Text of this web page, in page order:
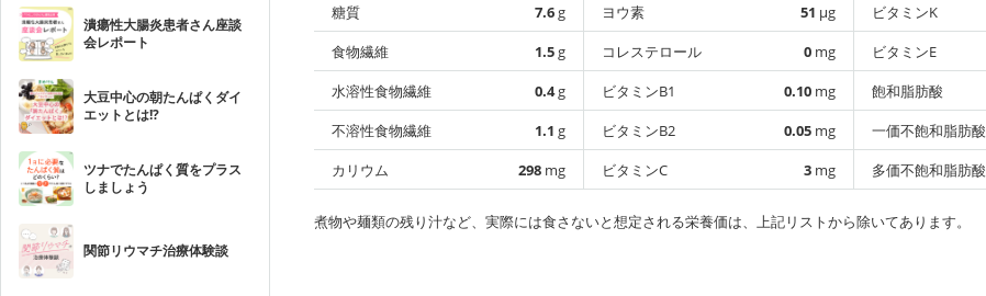
潰瘍性大腸炎患者さん座談
会レポート
大豆中心の朝たんぱくダイ
エットとは!?
ツナでたんぱく質をプラス
しましょう
関節リウマチ治療体験談
糖質
7.6g
食物繊維
1.5g
水溶性食物繊維
0.4g
不溶性食物繊維
1.1 g
カリウム
298 mg
ヨウ素
51 µg
コレステロール
0 mg
ビタミンB1
0.10 mg
ビタミンB2
0.05 mg
ビタミンC
3 mg
ビタミンK
ビタミンE
飽和脂肪酸
一価不飽和脂肪酸
多価不飽和脂肪酸
煮物や麺類の残り汁など、実際には食さないと想定される栄養価は、上記リストから除いてあります。